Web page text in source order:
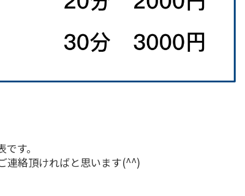
す。
連絡頂ければと思います(^^)